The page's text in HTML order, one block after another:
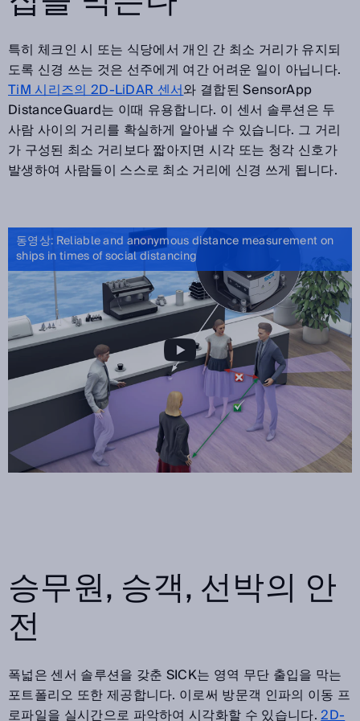
특히 체크인 시 또는 식당에서 개인 간 최소 거리가 유지되
도록 신경 쓰는 것은 선주에게 여간 어려운 일이 아닙니다.
TiM 시리즈의 2D-LiDAR 센서와 결합된 SensorApp
DistanceGuard는 이때 유용합니다. 이 센서 솔루션은 두
사람 사이의 거리를 확실하게 알아낼 수 있습니다. 그 거리
가 구성된 최소 거리보다 짧아지면 시각 또는 청각 신호가
발생하여 사람들이 스스로 최소 거리에 신경 쓰게 됩니다.
동영상: Reliable and anonymous distance measurement on
ships in times of social distancing
승무원, 승객, 선박의 안
전
폭넓은 센서 솔루션을 갖춘 SICK는 영역 무단 출입을 막는
포트폴리오 또한 제공합니다. 이로써 방문객 인파의 이동 프
로파일을 실시간으로 파악하여 시각화할 수 있습니다.2D-